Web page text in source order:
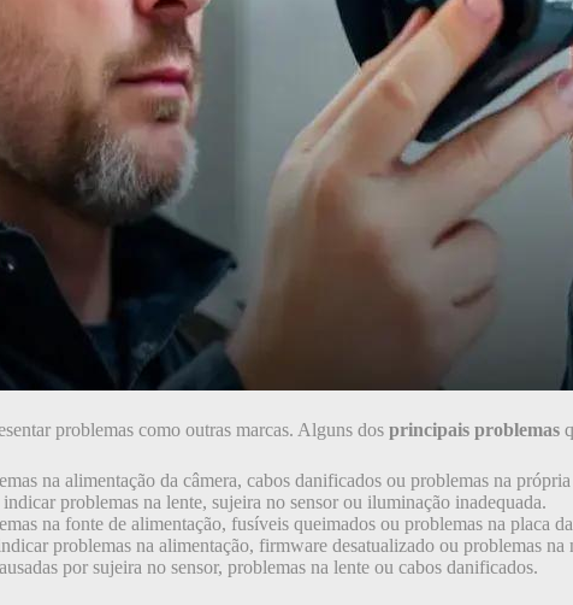
problemas como outras marcas. Alguns dos principais problemas
na alimentação da câmera, cabos danificados ou problemas na própria
problemas na lente, sujeira no sensor ou iluminação inadequada.
na fonte de alimentação, fusíveis queimados ou problemas na placa
problemas na alimentação, firmware desatualizado ou problemas na
por sujeira no sensor, problemas na lente ou cabos danificados.